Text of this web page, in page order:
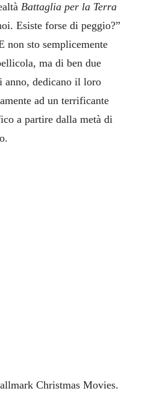
Battaglia per la Terra
Esiste forse di peggio?”
non sto semplicemente
ma di ben due
anno, dedicano il loro
ad un terrificante
a partire dalla metà di
Christmas Movies.